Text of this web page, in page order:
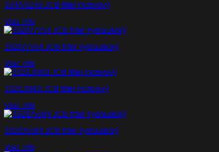
334/V6243 JCB filter motorový
Viac info
332/R7554 JCB filter hydraulický
Viac info
332/L8993 JCB filter motorový
Viac info
332/D5584 JCB filter hydraulický
Viac info